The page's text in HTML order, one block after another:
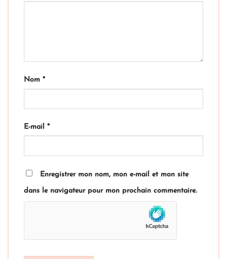
Nom *
E-mail *
Enregistrer mon nom, mon e-mail et mon site
dans le navigateur pour mon prochain commentaire.